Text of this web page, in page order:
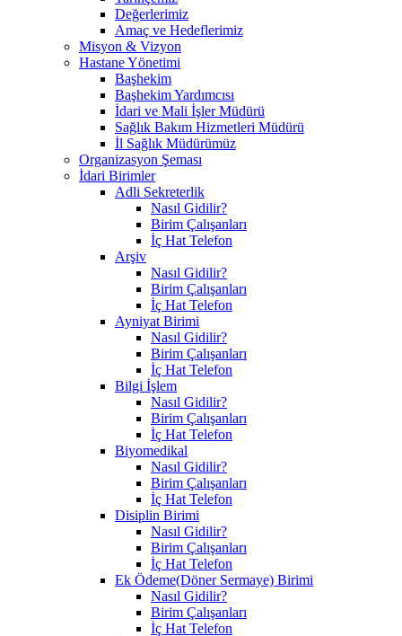
Değerlerimiz
Amaç ve Hedeflerimiz
Misyon & Vizyon
Hastane Yönetimi
Başhekim
Başhekim Yardımcısı
İdari ve Mali İşler Müdürü
Sağlık Bakım Hizmetleri Müdürü
İl Sağlık Müdürümüz
Organizasyon Şeması
İdari Birimler
Adli Sekreterlik
Nasıl Gidilir?
Birim Çalışanları
İç Hat Telefon
Arşiv
Nasıl Gidilir?
Birim Çalışanları
İç Hat Telefon
Ayniyat Birimi
Nasıl Gidilir?
Birim Çalışanları
İç Hat Telefon
Bilgi İşlem
Nasıl Gidilir?
Birim Çalışanları
İç Hat Telefon
Biyomedikal
Nasıl Gidilir?
Birim Çalışanları
İç Hat Telefon
Disiplin Birimi
Nasıl Gidilir?
Birim Çalışanları
İç Hat Telefon
Ek Ödeme(Döner Sermaye) Birimi
Nasıl Gidilir?
Birim Çalışanları
İç Hat Telefon